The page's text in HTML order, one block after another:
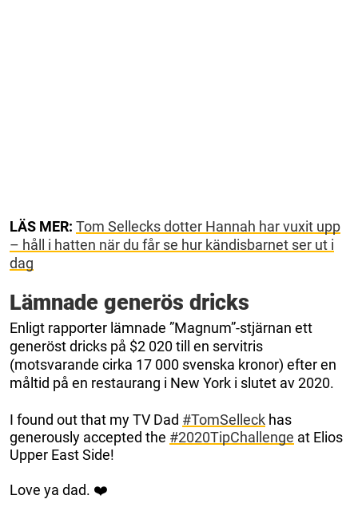
LÄS MER: Tom Sellecks dotter Hannah har vuxit upp
– håll i hatten när du får se hur kändisbarnet ser ut i
dag
Lämnade generös dricks
Enligt rapporter lämnade ”Magnum”-stjärnan ett
generöst dricks på $2 020 till en servitris
(motsvarande cirka 17 000 svenska kronor) efter en
måltid på en restaurang i New York i slutet av 2020.
I found out that my TV Dad #TomSelleck has
generously accepted the #2020TipChallenge at Elios
Upper East Side!
Love ya dad. ❤️